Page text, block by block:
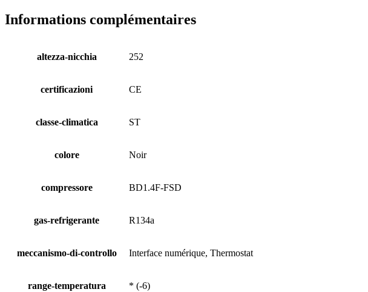
Informations complémentaires
altezza-nicchia 252
certificazioni CE
classe-climatica ST
colore Noir
compressore BD1.4F-FSD
gas-refrigerante R134a
meccanismo-di-controllo Interface numérique, Thermostat
range-temperatura * (-6)